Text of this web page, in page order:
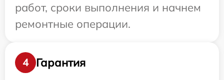
работ, сроки выполнения и начнем
ремонтные операции.
4 Гарантия